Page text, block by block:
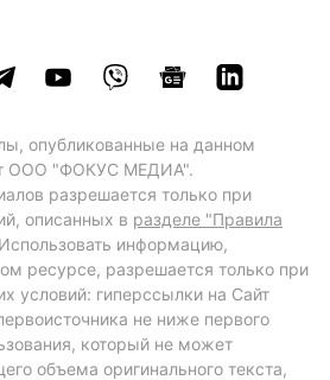
опубликованные на данном
ООО "ФОКУС МЕДИА".
разрешается только при
описанных в разделе "Правила
информацию,
ресурсе, разрешается только при
условий: гиперссылки на Сайт
не ниже первого
который не может
объема оригинального текста,